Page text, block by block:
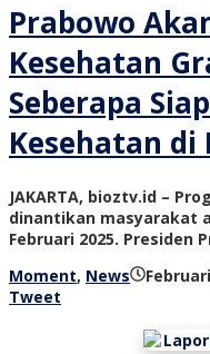
Prabowo
Kesehatan
Seberapa
Kesehatan di
JAKARTA, bioztv.id –
dinantikan masyarakat
Februari 2025. Presiden
Moment, News
Tweet